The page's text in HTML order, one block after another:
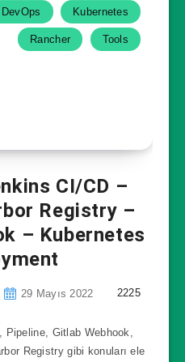
DevOps Kubernetes
Rancher Tools
CI/CD –
Registry –
– Kubernetes
29 Mayıs 2022 2225
Pipeline, Gitlab Webhook,
Registry gibi konuları ele